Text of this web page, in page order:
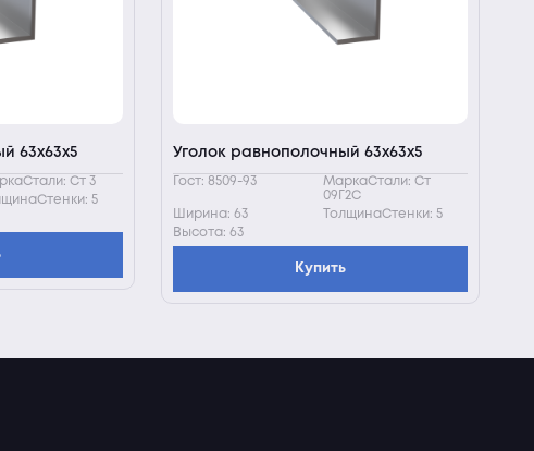
63х63х5
Ст 3
5
Уголок равнополочный 63х63х5
Гост: 8509-93
МаркаСтали: Ст
09Г2С
Ширина: 63
ТолщинаСтенки: 5
Высота: 63
Купить